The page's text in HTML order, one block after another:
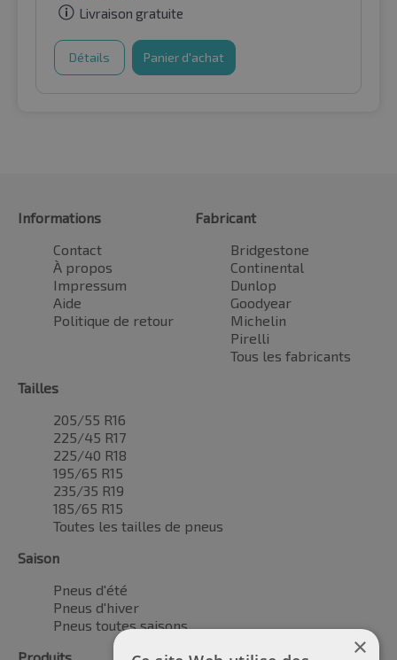
Livraison gratuite
Détails Panier d'achat
Informations
Contact
À propos
Impressum
Aide
Politique de retour
Fabricant
Bridgestone
Continental
Dunlop
Goodyear
Michelin
Pirelli
Tous les fabricants
Tailles
205/55 R16
225/45 R17
225/40 R18
195/65 R15
235/35 R19
185/65 R15
Toutes les tailles de pneus
Saison
Pneus d'été
Pneus d'hiver
Pneus toutes saisons
×